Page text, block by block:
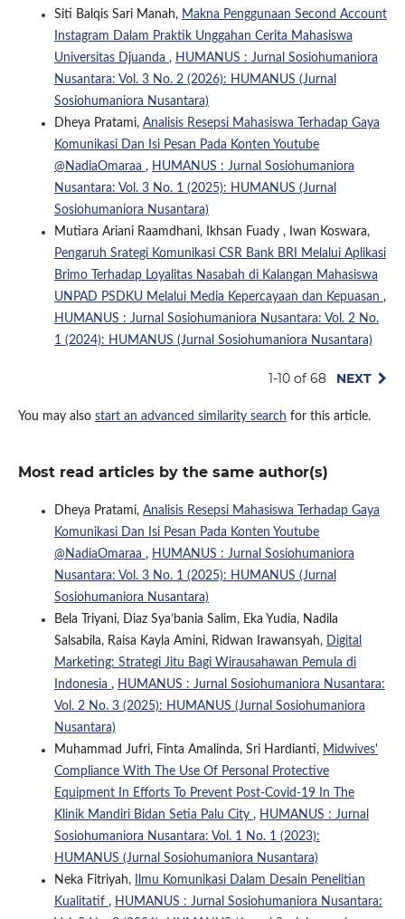
Siti Balqis Sari Manah, Makna Penggunaan Second Account
Instagram Dalam Praktik Unggahan Cerita Mahasiswa
Universitas Djuanda , HUMANUS : Jurnal Sosiohumaniora
Nusantara: Vol. 3 No. 2 (2026): HUMANUS (Jurnal
Sosiohumaniora Nusantara)
Dheya Pratami, Analisis Resepsi Mahasiswa Terhadap Gaya
Komunikasi Dan Isi Pesan Pada Konten Youtube
@NadiaOmaraa , HUMANUS : Jurnal Sosiohumaniora
Nusantara: Vol. 3 No. 1 (2025): HUMANUS (Jurnal
Sosiohumaniora Nusantara)
Mutiara Ariani Raamdhani, Ikhsan Fuady , Iwan Koswara,
Pengaruh Srategi Komunikasi CSR Bank BRI Melalui Aplikasi
Brimo Terhadap Loyalitas Nasabah di Kalangan Mahasiswa
UNPAD PSDKU Melalui Media Kepercayaan dan Kepuasan ,
HUMANUS : Jurnal Sosiohumaniora Nusantara: Vol. 2 No.
1 (2024): HUMANUS (Jurnal Sosiohumaniora Nusantara)
1-10 of 68 NEXT
You may also start an advanced similarity search for this article.
Most read articles by the same author(s)
Dheya Pratami, Analisis Resepsi Mahasiswa Terhadap Gaya
Komunikasi Dan Isi Pesan Pada Konten Youtube
@NadiaOmaraa , HUMANUS : Jurnal Sosiohumaniora
Nusantara: Vol. 3 No. 1 (2025): HUMANUS (Jurnal
Sosiohumaniora Nusantara)
Bela Triyani, Diaz Sya’bania Salim, Eka Yudia, Nadila
Salsabila, Raisa Kayla Amini, Ridwan Irawansyah, Digital
Marketing: Strategi Jitu Bagi Wirausahawan Pemula di
Indonesia , HUMANUS : Jurnal Sosiohumaniora Nusantara:
Vol. 2 No. 3 (2025): HUMANUS (Jurnal Sosiohumaniora
Nusantara)
Muhammad Jufri, Finta Amalinda, Sri Hardianti, Midwives'
Compliance With The Use Of Personal Protective
Equipment In Efforts To Prevent Post-Covid-19 In The
Klinik Mandiri Bidan Setia Palu City , HUMANUS : Jurnal
Sosiohumaniora Nusantara: Vol. 1 No. 1 (2023):
HUMANUS (Jurnal Sosiohumaniora Nusantara)
Neka Fitriyah,
Ilmu Komunikasi Dalam Desain Penelitian
Kualitatif , HUMANUS : Jurnal Sosiohumaniora Nusantara: